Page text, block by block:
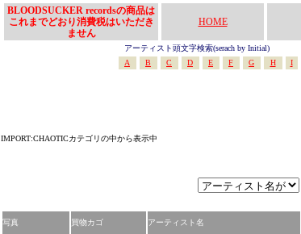
BLOODSUCKER recordsの商品は
これまでどおり消費税はいただき
ません
HOME
アーティスト頭文字検索(serach by Initial)
A
B C D E F G H I
IMPORT:CHAOTICカテゴリの中から表示中
写真 買物カゴ アーティスト名